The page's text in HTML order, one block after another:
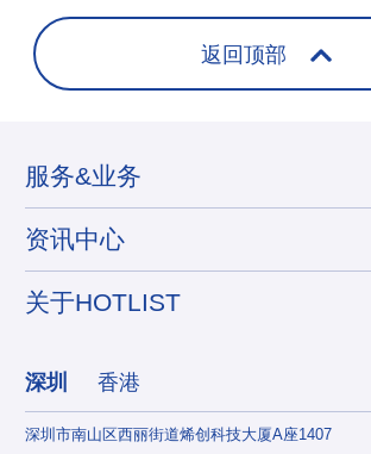
返回顶部
服务&业务
资讯中心
关于HOTLIST
深圳 香港
深圳市南山区西丽街道烯创科技大厦A座1407